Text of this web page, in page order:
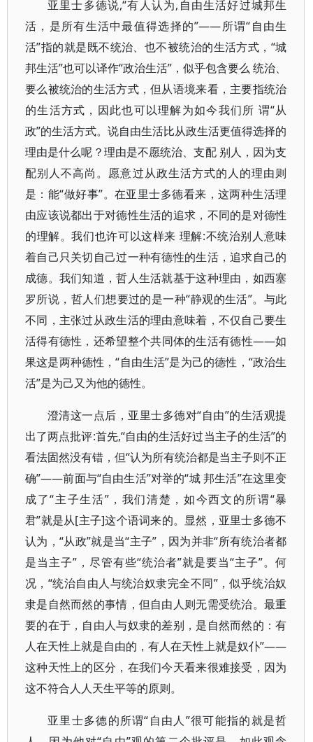
亚里士多德说,“有人认为,自由生活好过城邦生
活，是所有生活中最值得选择的”——所谓“自由生
活”指的就是既不统治、也不被统治的生活方式，“城
邦生活”也可以译作“政治生活”，似乎包含要么 统治、
要么被统治的生活方式，但从语境来看，主要指统治
的生活方式，因此也可以理解为如今我们所 谓“从
政”的生活方式。说自由生活比从政生活更值得选择的
理由是什么呢？理由是不愿统治、支配 别人，因为支
配别人不高尚。愿意过从政生活方式的人的理由则
是：能“做好事”。在亚里士多德看来，这两种生活理
由应该说都出于对德性生活的追求，不同的是对德性
的理解。我们也许可以这样来 理解:不统治别人意味
着自己只关切自己过一种有德性的生活，追求自己的
成德。我们知道，哲人生活就基于这种理由，如西塞
罗所说，哲人们想要过的是一种“静观的生活”。与此
不同，主张过从政生活的理由意味着，不仅自己要生
活得有德性，还希望整个共同体的生活有德性——如
果这是两种德性，“自由生活”是为己的德性，“政治生
活”是为己又为他的德性。
澄清这一点后，亚里士多德对“自由”的生活观提
出了两点批评:首先,“自由的生活好过当主子的生活”的
看法固然没有错，但“认为所有统治都是当主子则不正
确”——前面与“自由生活”对举的“城 邦生活”在这里变
成了“主子生活”，我们清楚，如今西文的所谓“暴
君”就是从[主子]这个语词来的。显然，亚里士多德不
认为，“从政”就是当“主子”，因为并非“所有统治者都
是当主子”，尽管有些“统治者”就是要当“主子”。何
况，“统治自由人与统治奴隶完全不同”，似乎统治奴
隶是自然而然的事情，但自由人则无需受统治。最重
要的在于，自由人与奴隶的差别，是自然而然的：有
人在天性上就是自由的，有人在天性上就是奴仆”——
这种天性上的区分，在我们今天看来很难接受，因为
这不符合人人天生平等的原则。
亚里士多德的所谓“自由人”很可能指的就是哲